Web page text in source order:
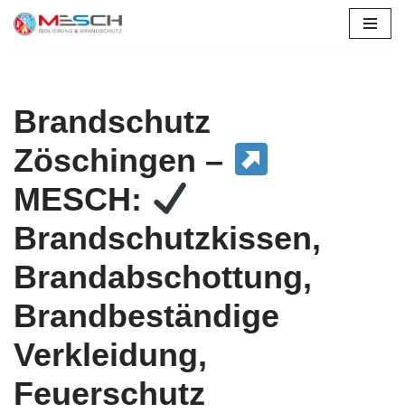
Brandschutz
Zöschingen –
MESCH:
Brandschutzkissen,
Brandabschottung,
Brandbeständige
Verkleidung,
Feuerschutz